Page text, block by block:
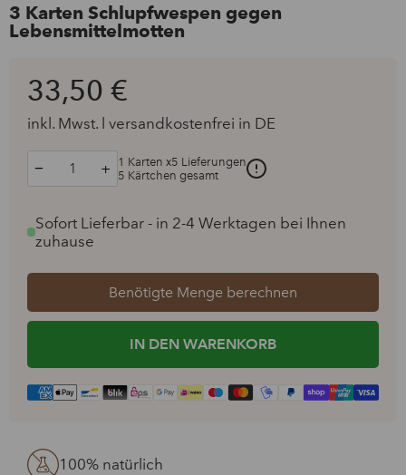
3 Karten Schlupfwespen gegen
Lebensmittelmotten
33,50 €
inkl. Mwst. l versandkostenfrei in DE
−
eins
reduzieren
+
Artikelmenge
eins
1 Karten x5 Lieferungen
5 Kärtchen gesamt
Sofort Lieferbar - in 2-4 Werktagen bei Ihnen
zuhause
Benötigte Menge berechnen
IN DEN WARENKORB
100% natürlich